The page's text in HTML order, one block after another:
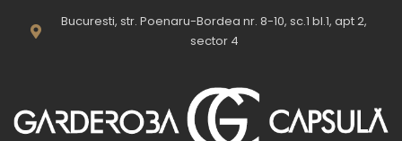
Bucuresti, str. Poenaru-Bordea nr. 8-10, sc.1 bl.1, apt 2,
sector 4